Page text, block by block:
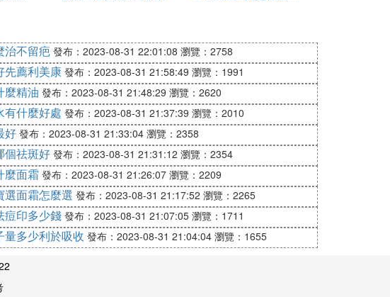
木深沉於水流河道中成百上千年，練就了深沉、低
傳達給一個人保持謙和與仁讓的信息，讓擁有尊貴氣
遇事要沉著冷靜。佩椰殼佛珠，冬不涼手，夏不畏
使人性情溫和穩重大度，提醒我們遇事冷靜。>>>>
離群索居的隱士，孤僻且不易接近。佩戴南紅手串，
運勢！>>>>
好幻想的意境中。橄欖核手串的存在帶給屬豬的文玩
治不留疤 發布：2023-08-31 22:01:08 瀏覽：2758
先薦利美康 發布：2023-08-31 21:58:49 瀏覽：1991
麼精油 發布：2023-08-31 21:48:29 瀏覽：2620
有什麼好處 發布：2023-08-31 21:37:39 瀏覽：2010
好 發布：2023-08-31 21:33:04 瀏覽：2358
個祛斑好 發布：2023-08-31 21:31:12 瀏覽：2354
麼面霜 發布：2023-08-31 21:26:07 瀏覽：2209
選面霜怎麼選 發布：2023-08-31 21:17:52 瀏覽：2265
痘印多少錢 發布：2023-08-31 21:07:05 瀏覽：1711
量多少利於吸收 發布：2023-08-31 21:04:04 瀏覽：1655